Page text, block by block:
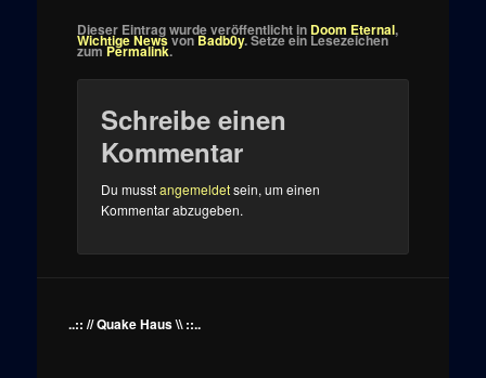
Dieser Eintrag wurde veröffentlicht in Doom Eternal,
Wichtige NewsvonBadb0y. Setze ein Lesezeichen
zumPermalink.
Schreibe einen
Kommentar
Du musstangemeldetsein, um einen
Kommentar abzugeben.
..:: // Quake Haus \\ ::..